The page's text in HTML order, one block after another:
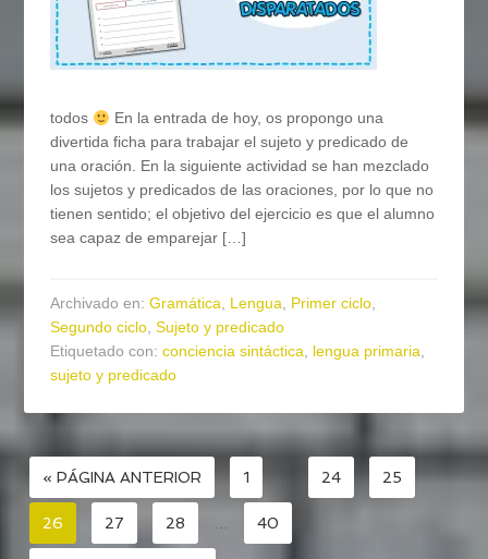
todos
En la entrada de hoy, os propongo una
divertida ficha para trabajar el sujeto y predicado de
una oración. En la siguiente actividad se han mezclado
los sujetos y predicados de las oraciones, por lo que no
tienen sentido; el objetivo del ejercicio es que el alumno
sea capaz de emparejar […]
Archivado en:Gramática, Lengua, Primer ciclo,
Segundo ciclo,Sujeto y predicado
Etiquetado con:conciencia sintáctica, lengua primaria,
sujeto y predicado
« PÁGINA ANTERIOR 1 … 24 25
26 27 28 … 40